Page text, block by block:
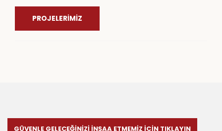
PROJELERİMİZ
GÜVENLE GELECEĞİNİZİ İNŞAA ETMEMİZ İÇİN TIKLAYIN